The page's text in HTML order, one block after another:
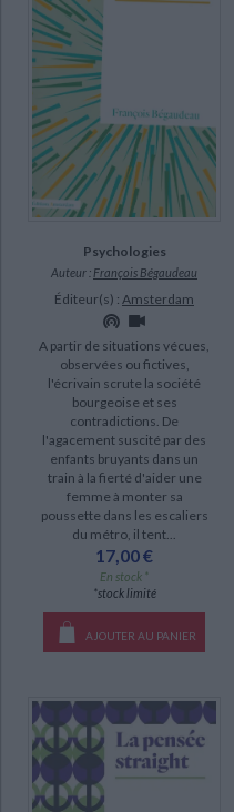
Psychologies
Auteur : François Bégaudeau
Éditeur(s) : Amsterdam
A partir de situations vécues,
observées ou fictives,
l'écrivain scrute la société
bourgeoise et ses
contradictions. De
l'agacement suscité par des
enfants bruyants dans un
train à la fierté d'aider une
femme à monter sa
poussette dans les escaliers
du métro, il tent...
17,00 €
En stock *
*stock limité
AJOUTER AU PANIER